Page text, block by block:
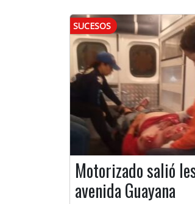
SUCESOS
Motorizado salió
avenida Guayana